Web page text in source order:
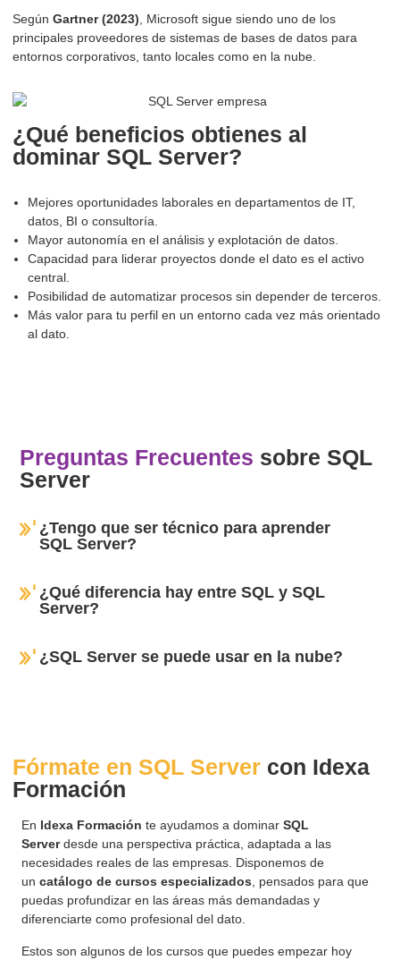
Según Gartner (2023) , Microsoft sigue siendo uno de los
principales proveedores de sistemas de bases de datos para
entornos corporativos, tanto locales como en la nube.
¿Qué beneficios obtienes al
dominar SQL Server?
Mejores oportunidades laborales en departamentos de IT,
datos, BI o consultoría.
Mayor autonomía en el análisis y explotación de datos.
Capacidad para liderar proyectos donde el dato es el activo
central.
Posibilidad de automatizar procesos sin depender de terceros.
Más valor para tu perfil en un entorno cada vez más orientado
al dato.
Preguntas Frecuentes sobre SQL
Server
¿Tengo que ser técnico para aprender
SQL Server?
¿Qué diferencia hay entre SQL y SQL
Server?
¿SQL Server se puede usar en la nube?
Fórmate en SQL Server con Idexa
Formación
En Idexa Formación te ayudamos a dominar SQL
Serverdesde una perspectiva práctica, adaptada a las
necesidades reales de las empresas. Disponemos de
un catálogo de cursos especializados , pensados para que
puedas profundizar en las áreas más demandadas y
diferenciarte como profesional del dato.
Estos son algunos de los cursos que puedes empezar hoy